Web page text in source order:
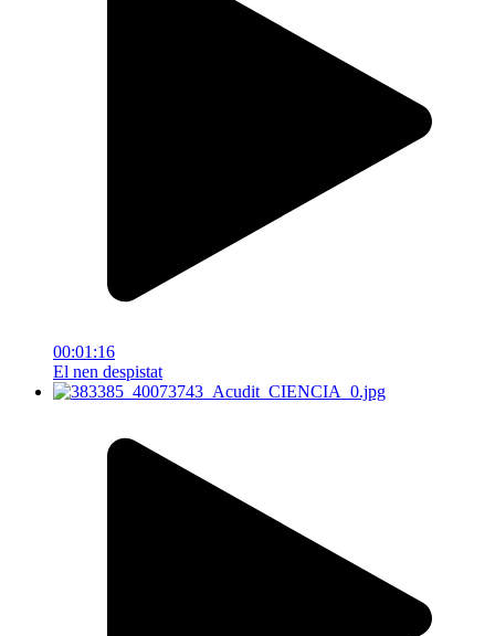
00:01:16
El nen despistat